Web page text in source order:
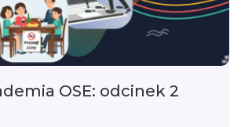
OSE: odcinek 2